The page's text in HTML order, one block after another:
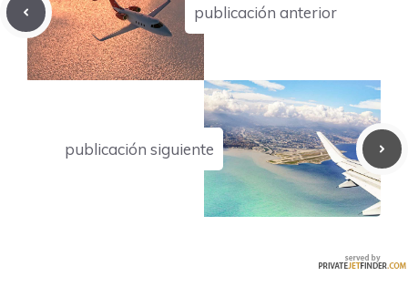
publicación anterior
publicación siguiente